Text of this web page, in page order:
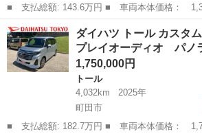
■ 支払総額: 143.6万円 ■ 車両本体価格： 1,320,000 円 ■ メーカ
ー名： ダイハツ ■ 車種名： トール ■ グレ
Ｇ ９インチディスプレイオーディオ パノ
車保証・...
東京 西東京市 トール
ダイハツ トール カスタ
プレイオーディオ パノ
1,750,000円
トール
4,032km
2025年
町田市
■ 支払総額: 182.7万円 ■ 車両本体価格： 1,750,000 円 ■ メーカ